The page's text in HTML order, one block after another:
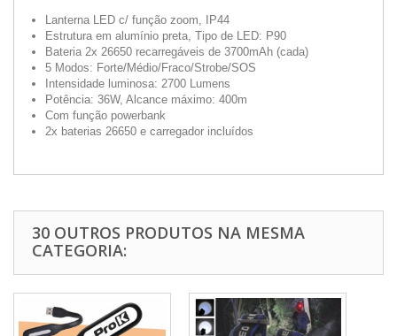
Lanterna LED c/ função zoom, IP44
Estrutura em alumínio preta, Tipo de LED: P90
Bateria 2x 26650 recarregáveis de 3700mAh (cada)
5 Modos: Forte/Médio/Fraco/Strobe/SOS
Intensidade luminosa: 2700 Lumens
Potência: 36W, Alcance máximo: 400m
Com função powerbank
2x baterias 26650 e carregador incluídos
30 OUTROS PRODUTOS NA MESMA
CATEGORIA: